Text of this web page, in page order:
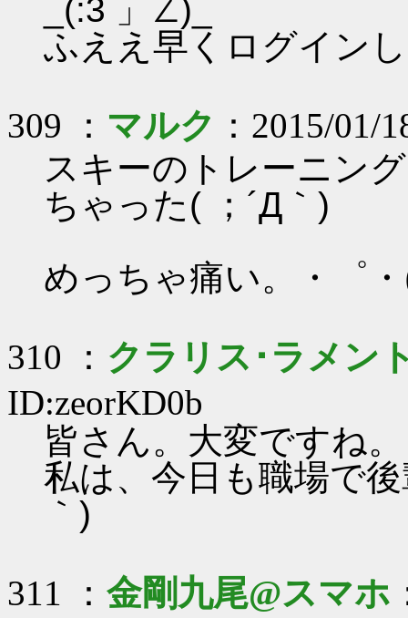
_(:3 」∠)_
ふええ早くログイン
309 ： マルク ：2015/01/
スキーのトレーニン
ちゃった( ；´Д｀)
めっちゃ痛い。・゜
310 ： クラリス･ラメン
ID:zeorKD0b
皆さん。大変ですね。
私は、今日も職場で
｀)
311 ： 金剛九尾@スマホ